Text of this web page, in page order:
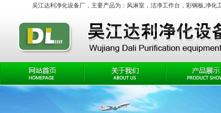
吴江达利净化设备厂，主要产品为： 风淋室， 洁净工作台 ，彩钢板,净化